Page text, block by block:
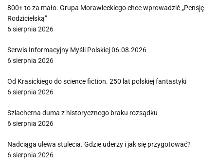
800+ to za mało. Grupa Morawieckiego chce wprowadzić „Pensję
Rodzicielską”
6 sierpnia 2026
Serwis Informacyjny Myśli Polskiej 06.08.2026
6 sierpnia 2026
Od Krasickiego do science fiction. 250 lat polskiej fantastyki
6 sierpnia 2026
Szlachetna duma z historycznego braku rozsądku
6 sierpnia 2026
Nadciąga ulewa stulecia. Gdzie uderzy i jak się przygotować?
6 sierpnia 2026